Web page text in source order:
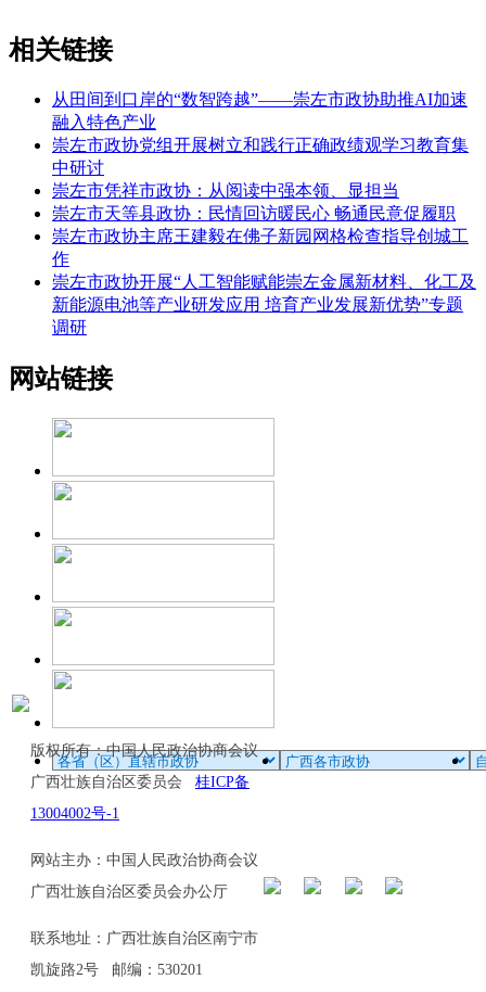
相关链接
从田间到口岸的“数智跨越”——崇左市政协助推AI加速
融入特色产业
崇左市政协党组开展树立和践行正确政绩观学习教育集
中研讨
崇左市凭祥市政协：从阅读中强本领、显担当
崇左市天等县政协：民情回访暖民心 畅通民意促履职
崇左市政协主席王建毅在佛子新园网格检查指导创城工
作
崇左市政协开展“人工智能赋能崇左金属新材料、化工及
新能源电池等产业研发应用 培育产业发展新优势”专题
调研
网站链接
版权所有：中国人民政治协商会议
广西壮族自治区委员会 桂ICP备
13004002号-1
网站主办：中国人民政治协商会议
广西壮族自治区委员会办公厅
联系地址：广西壮族自治区南宁市
凯旋路2号 邮编：530201